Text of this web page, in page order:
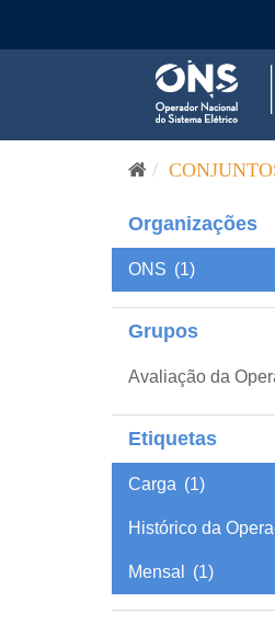
Organizações
ONS (1)
Grupos
Avaliação da
Etiquetas
Carga (1)
Histórico da
Mensal (1)